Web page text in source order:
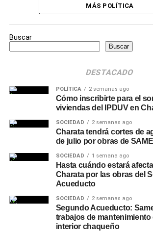
MÁS POLÍTICA
Buscar
Buscar
DESTACADO
POLÍTICA 2 semanas ago
Cómo inscribirte para el
viviendas del IPDUV en
SOCIEDAD 2 semanas ago
Charata tendrá cortes de
de julio por obras de
SOCIEDAD 1 semana ago
Hasta cuándo estará
Charata por las obras del
Acueducto
SOCIEDAD 2 semanas ago
Segundo Acueducto:
trabajos de mantenimiento
interior chaqueño